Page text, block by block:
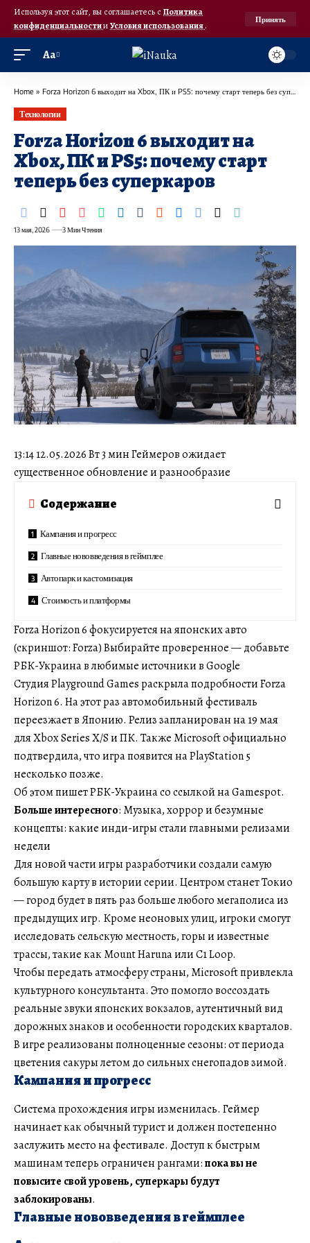
Используя этот сайт, вы соглашаетесь с Политика
конфиденциальностииУсловия использования.
Принять
Аа
Home » Forza Horizon 6 выходит на Xbox, ПК и PS5: почему старт теперь без суперкаров
Технологии
Forza Horizon 6 выходит на
Xbox, ПК и PS5: почему старт
теперь без суперкаров
13 мая, 2026 3 Мин Чтения
13:14 12.05.2026 Вт 3 мин Геймеров ожидает
существенное обновление и разнообразие
Содержание
Кампания и прогресс
Главные нововведения в геймплее
Автопарк и кастомизация
Стоимость и платформы
Forza Horizon 6 фокусируется на японских авто
(скриншот: Forza) Выбирайте проверенное — добавьте
РБК-Украина в любимые источники в Google
Студия Playground Games раскрыла подробности Forza
Horizon 6. На этот раз автомобильный фестиваль
переезжает в Японию. Релиз запланирован на 19 мая
для Xbox Series X/S и ПК. Также Microsoft официально
подтвердила, что игра появится на PlayStation 5
несколько позже.
Об этом пишет РБК-Украина со ссылкой на Gamespot.
Больше интересного: Музыка, хоррор и безумные
концепты: какие инди-игры стали главными релизами
недели
Для новой части игры разработчики создали самую
большую карту в истории серии. Центром станет Токио
— город будет в пять раз больше любого мегаполиса из
предыдущих игр. Кроме неоновых улиц, игроки смогут
исследовать сельскую местность, горы и известные
трассы, такие как Mount Haruna или C1 Loop.
Чтобы передать атмосферу страны, Microsoft привлекла
культурного консультанта. Это помогло воссоздать
реальные звуки японских вокзалов, аутентичный вид
дорожных знаков и особенности городских кварталов.
В игре реализованы полноценные сезоны: от периода
цветения сакуры летом до сильных снегопадов зимой.
Кампания и прогресс
Система прохождения игры изменилась. Геймер
начинает как обычный турист и должен постепенно
заслужить место на фестивале. Доступ к быстрым
машинам теперь ограничен рангами:пока вы не
повысите свой уровень, суперкары будут
заблокированы.
Главные нововведения в геймплее